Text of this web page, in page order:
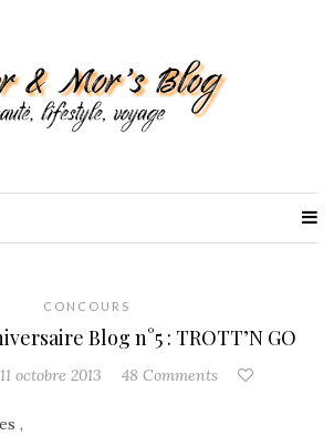
CONCOURS
Blog n°5 : TROTT’N GO
11 octobre 2013 48 Comments
,